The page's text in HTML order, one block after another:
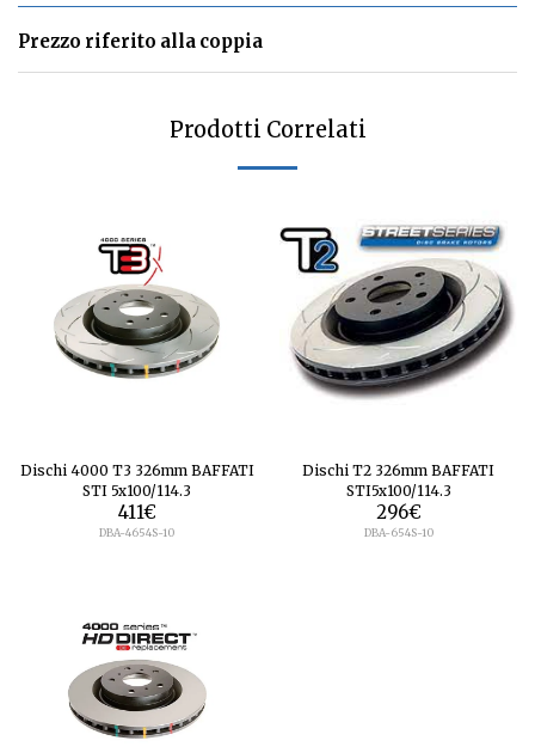
Prezzo riferito alla coppia
Prodotti Correlati
Dischi 4000 T3 326mm BAFFATI
STI 5x100/114.3
411€
DBA-4654S-10
Dischi T2 326mm BAFFATI
STI5x100/114.3
296€
DBA-654S-10